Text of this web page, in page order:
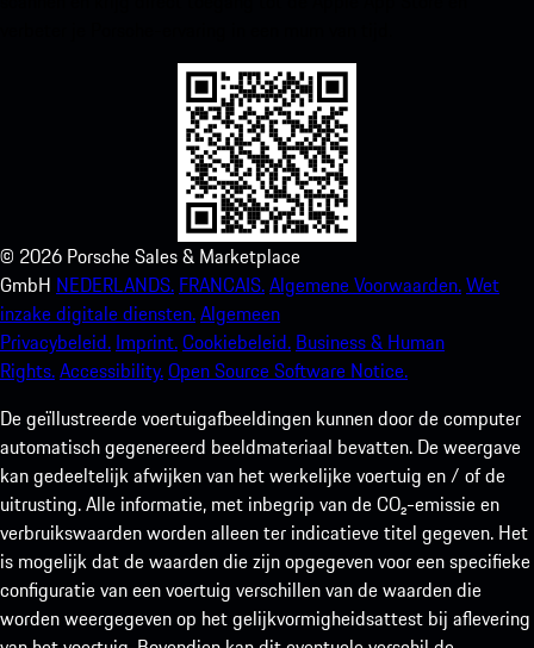
© 2026 Porsche Sales & Marketplace
GmbH NEDERLANDS. FRANCAIS.Algemene Voorwaarden.Wet
inzake digitale diensten.Algemeen
Privacybeleid. Imprint.Cookiebeleid. Business & Human
Rights.Accessibility.Open Source Software Notice.
De geïllustreerde voertuigafbeeldingen kunnen door de computer
automatisch gegenereerd beeldmateriaal bevatten. De weergave
kan gedeeltelijk afwijken van het werkelijke voertuig en / of de
uitrusting. Alle informatie, met inbegrip van de CO₂-emissie en
verbruikswaarden worden alleen ter indicatieve titel gegeven. Het
is mogelijk dat de waarden die zijn opgegeven voor een specifieke
configuratie van een voertuig verschillen van de waarden die
worden weergegeven op het gelijkvormigheidsattest bij aflevering